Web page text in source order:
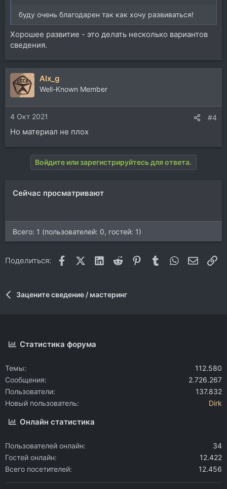
буду очень благодарен так как хочу развиваться!
Хорошее развитие - это делать несколько вариантов
сведения.
Alx_g
Well-Known Member
4 Окт 2021 #4
Но материал не плох
Войдите или зарегистрируйтесь для ответа.
Сейчас просматривают
Всего: 1 (пользователей: 0, гостей: 1)
Поделиться: FacebookX (Twitter)
LinkedIn
Reddit Pinterest
Tumblr WhatsApp
Зацените сведение / мастеринг
Статистика форума
Темы
112.580
Сообщения
2.726.267
Пользователи
137.832
Новый пользователь
Dirk
Онлайн статистика
Пользователей онлайн
34
Гостей онлайн
12.422
Всего посетителей
12.456